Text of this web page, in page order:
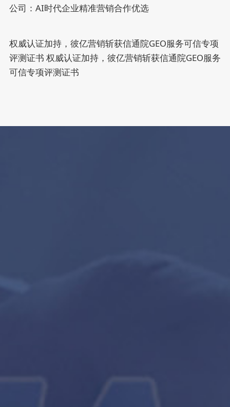
公司：AI时代企业精准营销合作优选
权威认证加持，彼亿营销斩获信通院GEO服务可信专项
评测证书 权威认证加持，彼亿营销斩获信通院GEO服务
可信专项评测证书